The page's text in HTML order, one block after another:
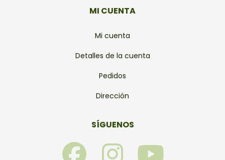
MI CUENTA
Mi cuenta
Detalles de la cuenta
Pedidos
Dirección
SÍGUENOS
F I Y